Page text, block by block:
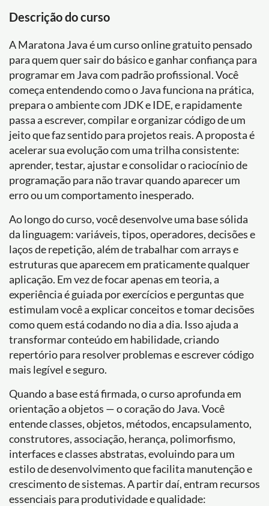
Descrição do curso
A Maratona Java é um curso online gratuito pensado
para quem quer sair do básico e ganhar confiança para
programar em Java com padrão profissional. Você
começa entendendo como o Java funciona na prática,
prepara o ambiente com JDK e IDE, e rapidamente
passa a escrever, compilar e organizar código de um
jeito que faz sentido para projetos reais. A proposta é
acelerar sua evolução com uma trilha consistente:
aprender, testar, ajustar e consolidar o raciocínio de
programação para não travar quando aparecer um
erro ou um comportamento inesperado.
Ao longo do curso, você desenvolve uma base sólida
da linguagem: variáveis, tipos, operadores, decisões e
laços de repetição, além de trabalhar com arrays e
estruturas que aparecem em praticamente qualquer
aplicação. Em vez de focar apenas em teoria, a
experiência é guiada por exercícios e perguntas que
estimulam você a explicar conceitos e tomar decisões
como quem está codando no dia a dia. Isso ajuda a
transformar conteúdo em habilidade, criando
repertório para resolver problemas e escrever código
mais legível e seguro.
Quando a base está firmada, o curso aprofunda em
orientação a objetos — o coração do Java. Você
entende classes, objetos, métodos, encapsulamento,
construtores, associação, herança, polimorfismo,
interfaces e classes abstratas, evoluindo para um
estilo de desenvolvimento que facilita manutenção e
crescimento de sistemas. A partir daí, entram recursos
essenciais para produtividade e qualidade: